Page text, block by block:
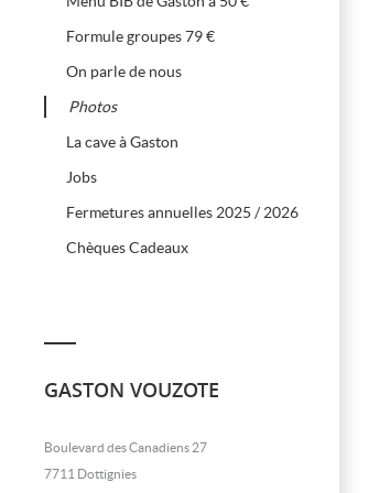
Formule groupes 79 €
On parle de nous
Photos
La cave à Gaston
Jobs
Fermetures annuelles 2025 / 2026
Chèques Cadeaux
GASTON VOUZOTE
Boulevard des Canadiens 27
7711 Dottignies